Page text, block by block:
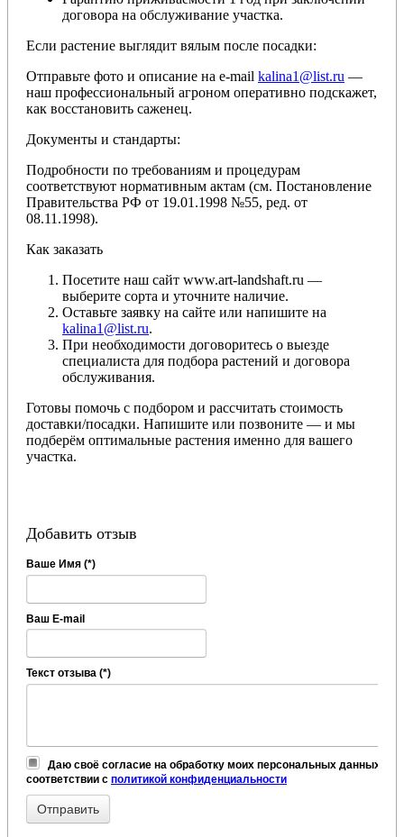
договора на обслуживание участка.
Если растение выглядит вялым после посадки:
Отправьте фото и описание на e-mail kalina1@list.ru —
наш профессиональный агроном оперативно подскажет,
как восстановить саженец.
Документы и стандарты:
Подробности по требованиям и процедурам
соответствуют нормативным актам (см. Постановление
Правительства РФ от 19.01.1998 №55, ред. от
08.11.1998).
Как заказать
Посетите наш сайт www.art-landshaft.ru —
выберите сорта и уточните наличие.
Оставьте заявку на сайте или напишите на
kalina1@list.ru.
При необходимости договоритесь о выезде
специалиста для подбора растений и договора
обслуживания.
Готовы помочь с подбором и рассчитать стоимость
доставки/посадки. Напишите или позвоните — и мы
подберём оптимальные растения именно для вашего
участка.
Добавить отзыв
Ваше Имя (*)
Ваш E-mail
Текст отзыва (*)
Даю своё согласие на обработку моих персональных данных, в
соответствии с политикой конфиденциальности